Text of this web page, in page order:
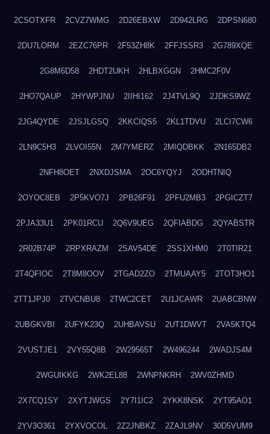
2CSOTXFR 2CVZ7WMG 2D26EBXW 2D942LRG 2DPSN680
2DU7LORM 2EZC76PR 2F53ZH8K 2FFJSSR3 2G789XQE
2G8M6D58 2HDT2UKH 2HLBXGGN 2HMC2F0V
2HO7QAUP 2HYWPJNU 2IIHI162 2J4TVL9Q 2JDKS9WZ
2JG4QYDE 2JSJLGSQ 2KKCIQS5 2KL1TDVU 2LCI7CW6
2LN9C5H3 2LVOI55N 2M7YMERZ 2MIQDBKK 2N165DB2
2NFH8OET 2NXDJSMA 2OC6YQYJ 2ODHTNIQ
2OYOC8EB 2P5KVO7J 2PB26F91 2PFU2MB3 2PGICZT7
2PJA33U1 2PK01RCU 2Q6V9UEG 2QFIABDG 2QYABSTR
2R02B74P 2RPXRAZM 2SAV54DE 2SS1XHM0 2T0TIR21
2T4QFIOC 2T8M8OOV 2TGAD2ZO 2TMUAAY5 2TOT3HO1
2TT1JPJ0 2TVCNBU8 2TWC2CET 2U1JCAWR 2UABCBNW
2UBGKVBI 2UFYK23Q 2UHBAVSU 2UT1DWVT 2VA5KTQ4
2VUSTJE1 2VY55Q8B 2W29565T 2W496244 2WADJS4M
2WGUIKKG 2WK2EL88 2WNPNKRH 2WV0ZHMD
2X7CQ1SY 2XYTJWGS 2Y7I1IC2 2YKK8NSK 2YT95AO1
2YV3O361 2YXVOCOL 2Z2JNBKZ 2ZAJL9NV 30D5VUM9